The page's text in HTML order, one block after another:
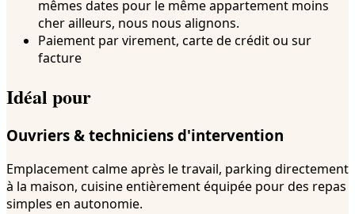
mêmes dates pour le même appartement moins
cher ailleurs, nous nous alignons.
Paiement par virement, carte de crédit ou sur
facture
Idéal pour
Ouvriers & techniciens d'intervention
Emplacement calme après le travail, parking directement
à la maison, cuisine entièrement équipée pour des repas
simples en autonomie.